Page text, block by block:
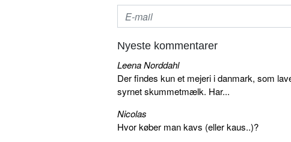
Nyeste kommentarer
Leena Norddahl
Der findes kun et mejeri i danmark, som
syrnet skummetmælk. Har...
Nicolas
Hvor køber man kavs (eller kaus..)?